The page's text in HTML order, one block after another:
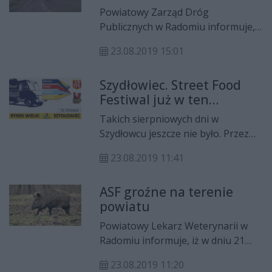
przebudowy drogi
Powiatowy Zarząd Dróg
Publicznych w Radomiu informuje,
przebudową drogi powiatowej nr
sobotę 24 sierpnia zostanie
zamknięty dla ruchu odcinek drogi
w m. Poświętne: od drogi
wojewódzkiej nr 737 do
skrzyżowania z drogą gminną na
wysokości cmentarza.
23.08.2019 15:01
Szydłowiec. Street Food
Festiwal już w ten
weekend
Takich sierpniowych dni w
Szydłowcu jeszcze nie było. Przez
Wielki będzie pachnieć orientalną
specjałami, a na ustawionej scenie
wystąpią artyści.
23.08.2019 11:41
ASF groźne na terenie
powiatu
Powiatowy Lekarz Weterynarii w
Radomiu informuje, iż w dniu 21
23.08.2019 11:20